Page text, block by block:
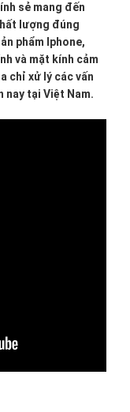
sẻ mang đến
lượng đúng
phẩm Iphone,
và mặt kính cảm
chỉ xử lý các vấn
nay tại Việt Nam.